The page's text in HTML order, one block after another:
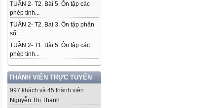
TUẦN 2- T2. Bài 5. Ôn tập các
phép tính...
TUẦN 2- T2. Bài 3. Ôn tập phân
số...
TUẦN 2- T1. Bài 5. Ôn tập các
phép tính...
THÀNH VIÊN TRỰC TUYẾN
997 khách và 45 thành viên
Nguyễn Thị Thanh